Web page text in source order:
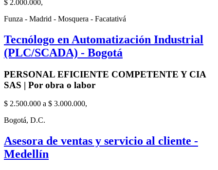
$ 2.000.000,
Funza - Madrid - Mosquera - Facatativá
Tecnólogo en Automatización Industrial
(PLC/SCADA) - Bogotá
PERSONAL EFICIENTE COMPETENTE Y CIA
SAS | Por obra o labor
$ 2.500.000 a $ 3.000.000,
Bogotá, D.C.
Asesora de ventas y servicio al cliente -
Medellín